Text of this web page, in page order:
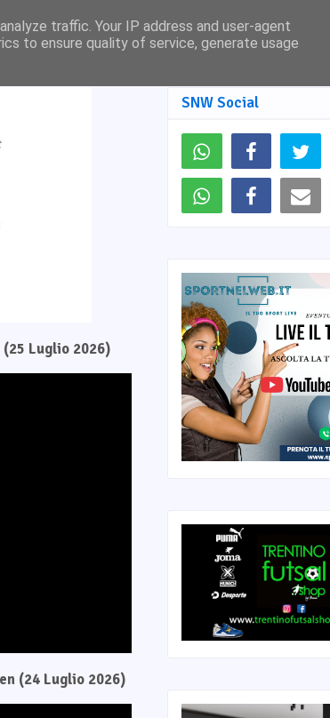
SNW TV
(25 Luglio 2026)
(24 Luglio 2026)
SNW Social
traffic. Your IP address and user-agent
to ensure quality of service, generate usage